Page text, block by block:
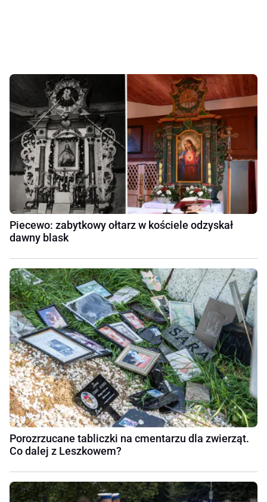
Piecewo: zabytkowy ołtarz w kościele odzyskał
dawny blask
Porozrzucane tabliczki na cmentarzu dla zwierząt.
Co dalej z Leszkowem?